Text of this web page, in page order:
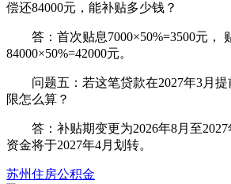
偿还84000元，能补贴多少钱？
答：首次贴息7000×50%=3500元，
84000×50%=42000元。
问题五：若这笔贷款在2027年3月提
限怎么算？
答：补贴期变更为2026年8月至2027
资金将于2027年4月划转。
苏州住房公积金